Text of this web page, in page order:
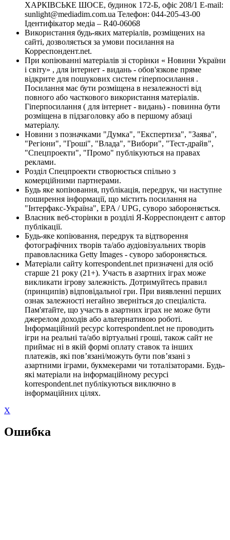
ХАРКІВСЬКЕ ШОСЕ, будинок 172-Б, офіс 208/1 E-mail:
sunlight@mediadim.com.ua Телефон: 044-205-43-00
Ідентифікатор медіа – R40-06068
Використання будь-яких матеріалів, розміщених на
сайті, дозволяється за умови посилання на
Корреспондент.net.
При копіюванні матеріалів зі сторінки « Новини України
і світу» , для інтернет - видань - обов'язкове пряме
відкрите для пошукових систем гіперпосилання .
Посилання має бути розміщена в незалежності від
повного або часткового використання матеріалів.
Гіперпосилання ( для інтернет - видань) - повинна бути
розміщена в підзаголовку або в першому абзаці
матеріалу.
Новини з позначками "Думка", "Експертиза", "Заява",
"Регіони", "Гроші", "Влада", "Вибори", "Тест-драйв",
"Спецпроекти", "Промо" публікуються на правах
реклами.
Розділ Спецпроекти створюється спільно з
комерційними партнерами.
Будь яке копіювання, публікація, передрук, чи наступне
поширення інформації, що містить посилання на
"Інтерфакс-Україна", EPA / UPG, суворо забороняється.
Власник веб-сторінки в розділі Я-Корреспондент є автор
публікації.
Будь-яке копіювання, передрук та відтворення
фотографічних творів та/або аудіовізуальних творів
правовласника Getty Images - суворо забороняється.
Матеріали сайту korrespondent.net призначені для осіб
старше 21 року (21+). Участь в азартних іграх може
викликати ігрову залежність. Дотримуйтесь правил
(принципів) відповідальної гри. При виявленні перших
ознак залежності негайно зверніться до спеціаліста.
Пам'ятайте, що участь в азартних іграх не може бути
джерелом доходів або альтернативою роботі.
Інформаційний ресурс korrespondent.net не проводить
ігри на реальні та/або віртуальні гроші, також сайт не
приймає ні в якій формі оплату ставок та інших
платежів, які пов’язані/можуть бути пов’язані з
азартними іграми, букмекерами чи тоталізаторами. Будь-
які матеріали на інформаційному ресурсі
korrespondent.net публікуються виключно в
інформаційних цілях.
X
Ошибка